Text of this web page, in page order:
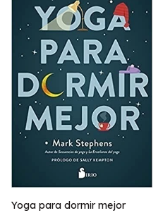
Yoga para dormir mejor